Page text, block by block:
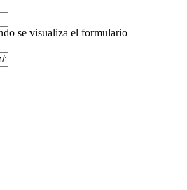
se visualiza el formulario